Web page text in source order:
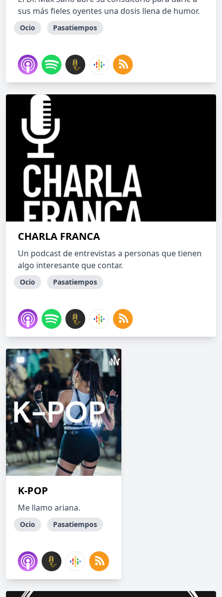
sus más fieles oyentes una dosis llena de humor.
Ocio Pasatiempos
CHARLA FRANCA
Un podcast de entrevistas a personas que tienen
algo interesante que contar.
Ocio Pasatiempos
K-POP
Me llamo ariana.
Ocio Pasatiempos